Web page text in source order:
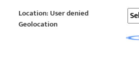
Location: User denied
Geolocation